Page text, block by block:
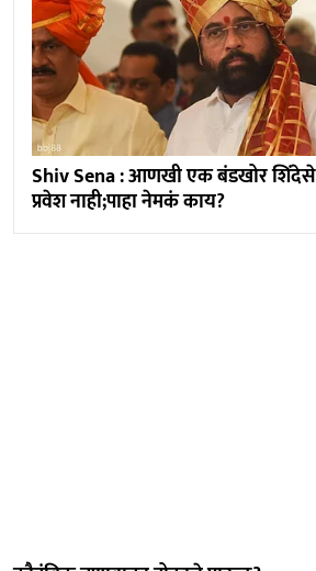
Shiv Sena : आणखी एक बंडखोर
प्रवेश नाही;पाहा नेमकं काय?